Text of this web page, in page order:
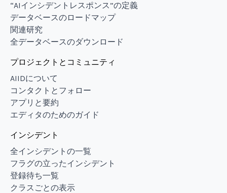
“AIインシデントレスポンス”の定義
データベースのロードマップ
関連研究
全データベースのダウンロード
プロジェクトとコミュニティ
AIIDについて
コンタクトとフォロー
アプリと要約
エディタのためのガイド
インシデント
全インシデントの一覧
フラグの立ったインシデント
登録待ち一覧
クラスごとの表示